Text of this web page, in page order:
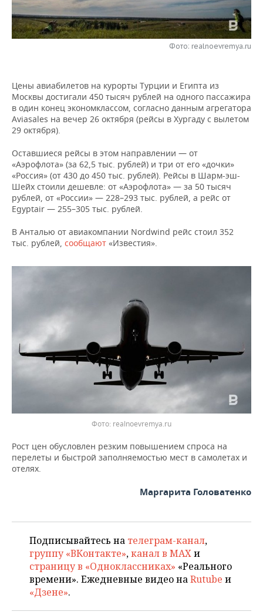
НЕФТЕХИМИЯ
НЕФТЬ
ЭНЕРГЕТИКА
РОЗНИЧНАЯ ТОРГОВЛЯ
НОВОСТИ ТЕХНОЛОГИЙ
ТЕЛЕКОММУНИКАЦИИ
МЕРОПРИЯТИЯ
БИЗНЕС-БРАНЧИ
ONLINE-КОНФЕРЕНЦИИ
ОТКРЫТАЯ ЛЕКЦИЯ
ФУТБОЛ
ХОККЕЙ
БАСКЕТБОЛ
ВОЛЕЙБОЛ
КИБЕРСПОРТ
ФИГУРНОЕ КАТАНИЕ
ВОДНЫЕ ВИДЫ СПОРТА
НОВОСТИ ОБЩЕСТВА
ВЛАСТЬ
ИНФРАСТРУКТУРА
ИСТОРИЯ
КУЛЬТУРА
МЕДИЦИНА
ОБРАЗОВАНИЕ
ФОТОГАЛЕРЕЯ
СЮЖЕТЫ
СПРАВОЧНИК
СПИСОК ПЕРСОН
СПИСОК КОМПАНИЙ
ПОЛНАЯ ВЕРСИЯ
Фото: realnoevremya.ru
Цены авиабилетов на курорты Турции и Египта из
Москвы достигали 450 тысяч рублей на одного пассажира
в один конец экономклассом, согласно данным агрегатора
Aviasales на вечер 26 октября (рейсы в Хургаду с вылетом
29 октября).
Оставшиеся рейсы в этом направлении — от
«Аэрофлота» (за 62,5 тыс. рублей) и три от его «дочки»
«Россия» (от 430 до 450 тыс. рублей). Рейсы в Шарм-эш-
Шейх стоили дешевле: от «Аэрофлота» — за 50 тысяч
рублей, от «России» — 228–293 тыс. рублей, а рейс от
Egyptair — 255–305 тыс. рублей.
В Анталью от авиакомпании Nordwind рейс стоил 352
тыс. рублей, сообщают «Известия».
Фото: realnoevremya.ru
Рост цен обусловлен резким повышением спроса на
перелеты и быстрой заполняемостью мест в самолетах и
отелях.
Маргарита Головатенко
Подписывайтесь на телеграм-канал,
группу «ВКонтакте»,канал в MAXи
страницу в «Одноклассниках» «Реального
времени». Ежедневные видео наRutube и
«Дзене».